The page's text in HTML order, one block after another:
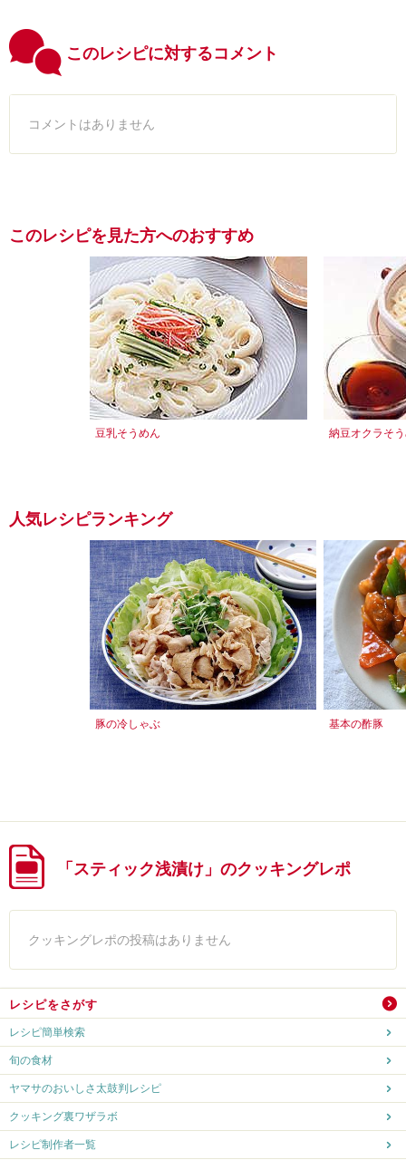
このレシピに対するコメント
コメントはありません
このレシピを見た方へのおすすめ
豆乳そうめん 納豆オクラそ
人気レシピランキング
豚の冷しゃぶ 基本の酢豚
「スティック浅漬け」のクッキングレポ
クッキングレポの投稿はありません
レシピをさがす
レシピ簡単検索
旬の食材
ヤマサのおいしさ太鼓判レシピ
クッキング裏ワザラボ
レシピ制作者一覧